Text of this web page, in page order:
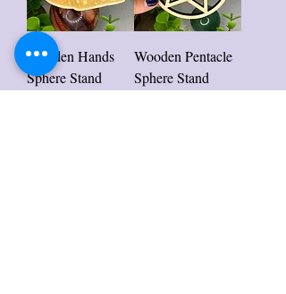
Wooden Hands
Sphere Stand
Wooden Pentacle
Sphere Stand